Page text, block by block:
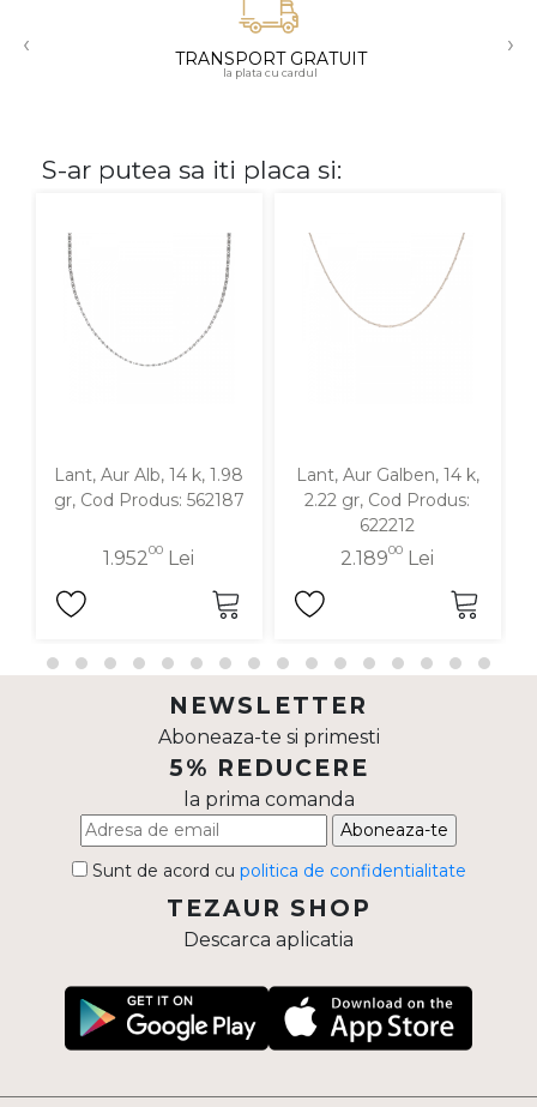
18K
Cu pietre
Diamante
‹ TRANSPORT GRATUIT
la plata cu cardul
›
S-ar putea sa iti placa si:
Lant, Aur Alb, 14 k, 1.98
gr, Cod Produs: 562187
1.95200 Lei
Lant, Aur Galben, 14 k,
2.22 gr, Cod Produs:
622212
2.18900 Lei
NEWSLETTER
Aboneaza-te si primesti
5% REDUCERE
la prima comanda
Aboneaza-te
Sunt de acord cu politica de confidentialitate
TEZAUR SHOP
Descarca aplicatia